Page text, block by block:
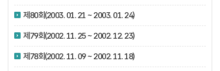
제80회(2003. 01. 21 ~ 2003. 01. 24)
제79회(2002. 11. 25 ~ 2002. 12. 23)
제78회(2002. 11. 09 ~ 2002. 11. 18)